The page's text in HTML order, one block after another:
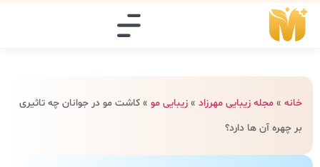
خانه » مجله زیبایی مهرزاد » زیبایی مو » کاشت مو در جوانان چه تاثیری
بر چهره آن ها دارد؟